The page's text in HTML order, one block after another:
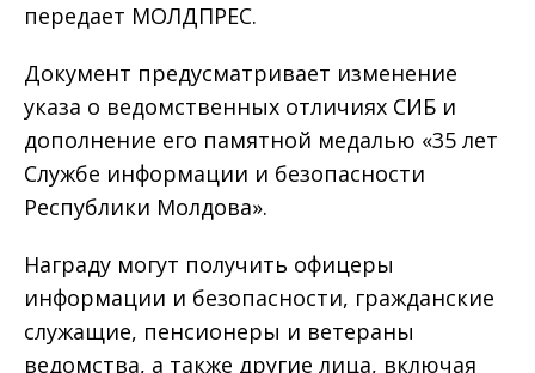
передает МОЛДПРЕС.
Документ предусматривает изменение
указа о ведомственных отличиях СИБ и
дополнение его памятной медалью «35 лет
Службе информации и безопасности
Республики Молдова».
Награду могут получить офицеры
информации и безопасности, гражданские
служащие, пенсионеры и ветераны
ведомства, а также другие лица, включая